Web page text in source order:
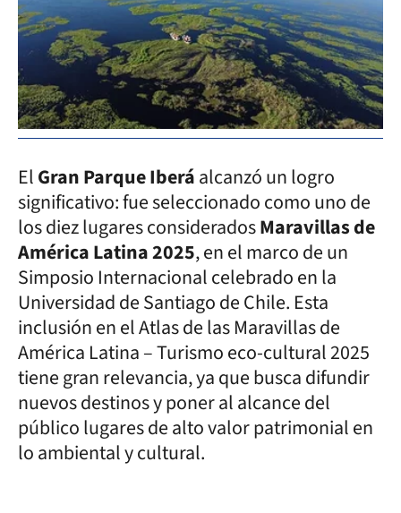
ElGran Parque Iberáalcanzó un logro
significativo: fue seleccionado como uno de
los diez lugares consideradosMaravillas de
América Latina 2025, en el marco de un
Simposio Internacional celebrado en la
Universidad de Santiago de Chile. Esta
inclusión en el Atlas de las Maravillas de
América Latina – Turismo eco-cultural 2025
tiene gran relevancia, ya que busca difundir
nuevos destinos y poner al alcance del
público lugares de alto valor patrimonial en
lo ambiental y cultural.